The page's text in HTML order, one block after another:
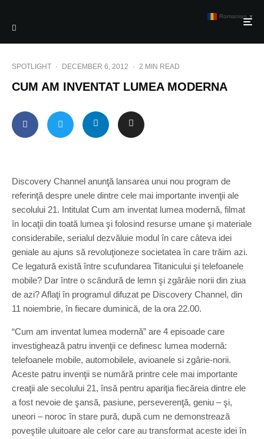
SPOTLIGHT · DECEMBER 6, 2012 · 2 MIN READ
CUM AM INVENTAT LUMEA MODERNA
Discovery Channel anunţă lansarea unui nou program de
referinţă despre unele dintre cele mai importante invenţii ale
secolului 21. Intitulat Cum am inventat lumea modernă, filmat
în locaţii din toată lumea şi folosind resurse umane şi materiale
considerabile, serialul dezvăluie modul în care câteva idei
geniale au ajuns să revoluţioneze societatea în care trăim azi.
Ce legatură există între scufundarea Titanicului şi telefoanele
mobile? Dar între o scândură de lemn şi zgârâie norii din ziua
de azi? Aflaţi în programul difuzat pe Discovery Channel, din
11 noiembrie, în fiecare duminică, de la ora 22.00.
“Cum am inventat lumea modernă” are 4 episoade care
investighează patru invenţii ce definesc lumea modernă:
telefoanele mobile, automobilele, avioanele si zgârie-norii.
Aceste patru invenţii se numără printre cele mai importante
creaţii ale secolului 21, însă pentru apariţia fiecăreia dintre ele
a fost nevoie de şansă, pasiune, perseverenţă, geniu – şi,
uneori – noroc în stare pură, după cum ne demonstrează
poveştile uluitoare ale celor care au transformat aceste idei în
Romanian ▼